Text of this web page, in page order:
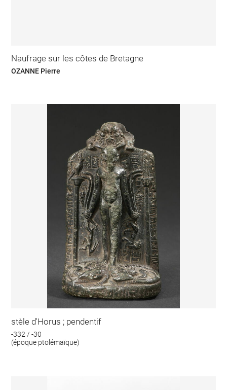
Naufrage sur les côtes de Bretagne
OZANNE Pierre
stèle d'Horus ; pendentif
-332 / -30
(époque ptolémaïque)